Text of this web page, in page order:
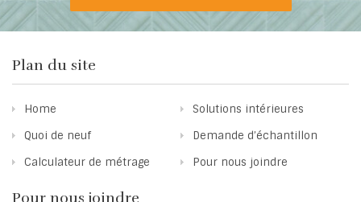
Plan du site
Home
Solutions intérieures
Quoi de neuf
Demande d’échantillon
Calculateur de métrage
Pour nous joindre
Pour nous joindre